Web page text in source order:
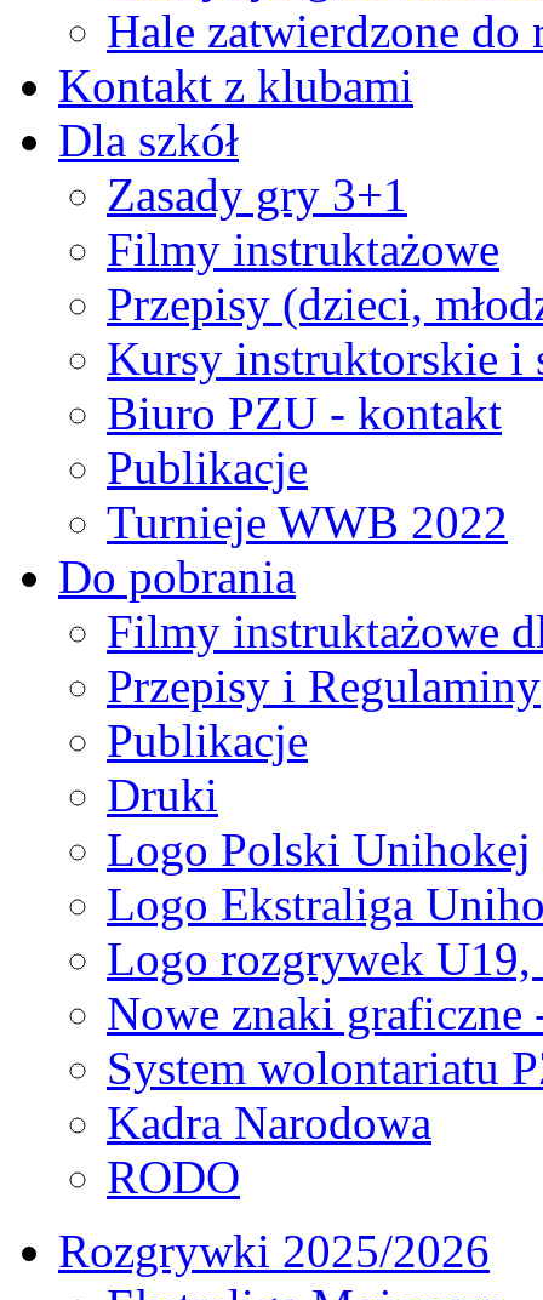
Hale zatwierdzone
Kontakt z klubami
Dla szkół
Zasady gry 3+1
Filmy instruktażowe
Przepisy (dzieci,
Kursy instruktorskie i
Biuro PZU - kontakt
Publikacje
Turnieje WWB 2022
Do pobrania
Filmy instruktażowe
Przepisy i Regulaminy
Publikacje
Druki
Logo Polski Unihokej
Logo Ekstraliga
Logo rozgrywek
Nowe znaki graficzne
System wolontariatu
Kadra Narodowa
RODO
Rozgrywki 2025/2026